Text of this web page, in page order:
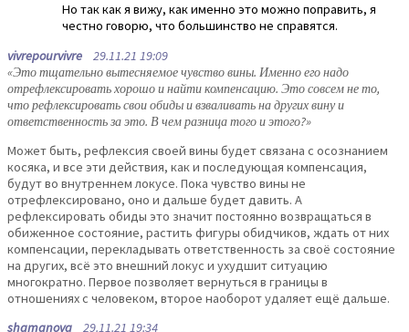
Но так как я вижу, как именно это можно поправить, я
честно говорю, что большинство не справятся.
vivrepourvivre 29.11.21 19:09
«Это тщательно вытесняемое чувство вины. Именно его надо
отрефлексировать хорошо и найти компенсацию. Это совсем не то,
что рефлексировать свои обиды и взваливать на других вину и
ответственность за это. В чем разница того и этого?»
Может быть, рефлексия своей вины будет связана с осознанием
косяка, и все эти действия, как и последующая компенсация,
будут во внутреннем локусе. Пока чувство вины не
отрефлексировано, оно и дальше будет давить. А
рефлексировать обиды это значит постоянно возвращаться в
обиженное состояние, растить фигуры обидчиков, ждать от них
компенсации, перекладывать ответственность за своё состояние
на других, всё это внешний локус и ухудшит ситуацию
многократно. Первое позволяет вернуться в границы в
отношениях с человеком, второе наоборот удаляет ещё дальше.
shamanova 29.11.21 19:34